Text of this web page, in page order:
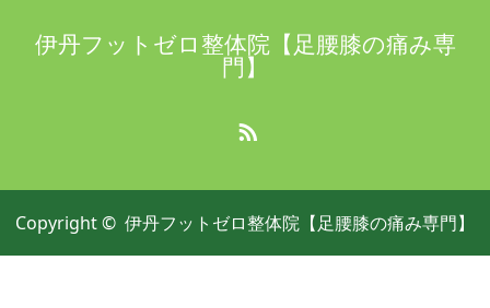
伊丹フットゼロ整体院【足腰膝の痛み専
門】
Copyright © 伊丹フットゼロ整体院【足腰膝の痛み専門】